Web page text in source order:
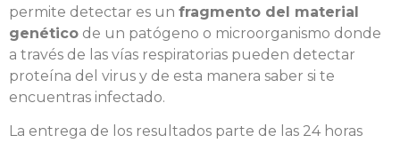
permite detectar es un fragmento del material
genético de un patógeno o microorganismo donde
a través de las vías respiratorias pueden detectar
proteína del virus y de esta manera saber si te
encuentras infectado.
La entrega de los resultados parte de las 24 horas